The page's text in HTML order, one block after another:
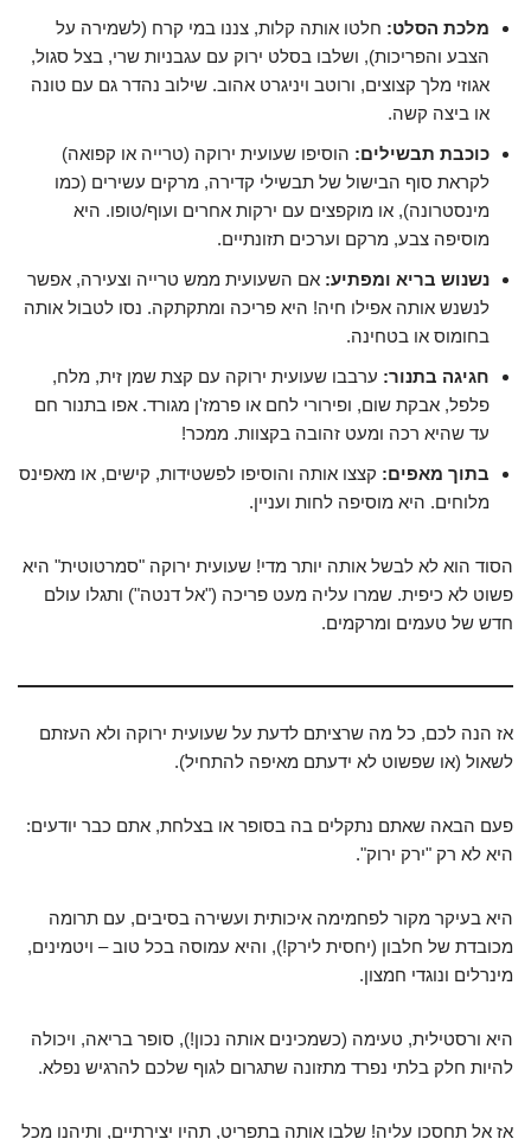
מלכת הסלט: חלטו אותה קלות, צננו במי קרח (לשמירה על
הצבע והפריכות), ושלבו בסלט ירוק עם עגבניות שרי, בצל סגול,
אגוזי מלך קצוצים, ורוטב ויניגרט אהוב. שילוב נהדר גם עם טונה
או ביצה קשה.
כוכבת תבשילים: הוסיפו שעועית ירוקה (טרייה או קפואה)
לקראת סוף הבישול של תבשילי קדירה, מרקים עשירים (כמו
מינסטרונה), או מוקפצים עם ירקות אחרים ועוף/טופו. היא
מוסיפה צבע, מרקם וערכים תזונתיים.
נשנוש בריא ומפתיע: אם השעועית ממש טרייה וצעירה, אפשר
לנשנש אותה אפילו חיה! היא פריכה ומתקתקה. נסו לטבול אותה
בחומוס או בטחינה.
חגיגה בתנור: ערבבו שעועית ירוקה עם קצת שמן זית, מלח,
פלפל, אבקת שום, ופירורי לחם או פרמז'ן מגורד. אפו בתנור חם
עד שהיא רכה ומעט זהובה בקצוות. ממכר!
בתוך מאפים: קצצו אותה והוסיפו לפשטידות, קישים, או מאפינס
מלוחים. היא מוסיפה לחות ועניין.
הסוד הוא לא לבשל אותה יותר מדי! שעועית ירוקה "סמרטוטית" היא
פשוט לא כיפית. שמרו עליה מעט פריכה ("אל דנטה") ותגלו עולם
חדש של טעמים ומרקמים.
אז הנה לכם, כל מה שרציתם לדעת על שעועית ירוקה ולא העזתם
לשאול (או שפשוט לא ידעתם מאיפה להתחיל).
פעם הבאה שאתם נתקלים בה בסופר או בצלחת, אתם כבר יודעים:
היא לא רק "ירק ירוק".
היא בעיקר מקור לפחמימה איכותית ועשירה בסיבים, עם תרומה
מכובדת של חלבון (יחסית לירק!), והיא עמוסה בכל טוב – ויטמינים,
מינרלים ונוגדי חמצון.
היא ורסטילית, טעימה (כשמכינים אותה נכון!), סופר בריאה, ויכולה
להיות חלק בלתי נפרד מתזונה שתגרום לגוף שלכם להרגיש נפלא.
אז אל תחסכו עליה! שלבו אותה בתפריט, תהיו יצירתיים, ותיהנו מכל